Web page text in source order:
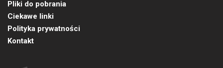
Pliki do pobrania
Ciekawe linki
Polityka prywatności
Kontakt